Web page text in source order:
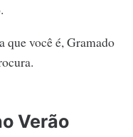
que você é, Gramado
Verão